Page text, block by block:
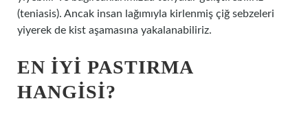
(teniasis). Ancak insan lağımıyla kirlenmiş çiğ sebzeleri
yiyerek de kist aşamasına yakalanabiliriz.
EN IYI PASTIRMA
HANGISI?